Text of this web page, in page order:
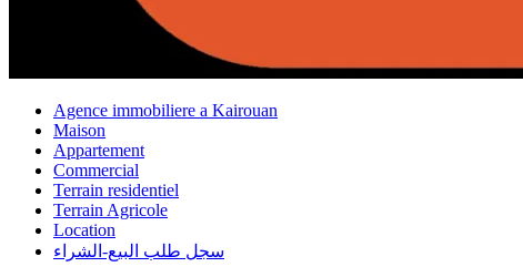
Agence immobiliere a Kairouan
Maison
Appartement
Commercial
Terrain residentiel
Terrain Agricole
Location
سجل طلب البيع-الشراء